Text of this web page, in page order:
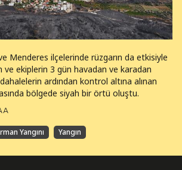
Menderes ilçelerinde rüzgarın da etkisiyle
ve ekiplerin 3 gün havadan ve karadan
ardından kontrol altına alınan
bölgede siyah bir örtü oluştu.
Yangını Yangın